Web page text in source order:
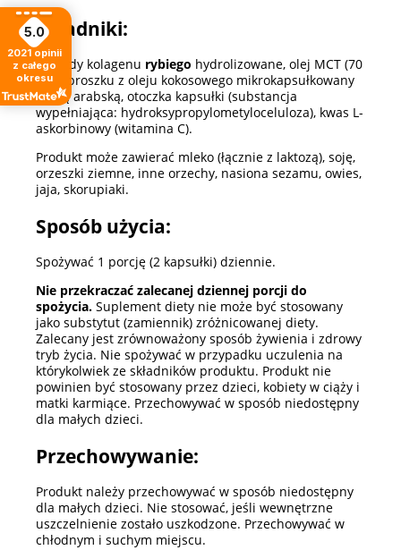
Składniki:
Peptydy kolagenu rybiego hydrolizowane, olej MCT (70
%) w proszku z oleju kokosowego mikrokapsułkowany
gumą arabską, otoczka kapsułki (substancja
wypełniająca: hydroksypropylometyloceluloza), kwas L-
askorbinowy (witamina C).
Produkt może zawierać mleko (łącznie z laktozą), soję,
orzeszki ziemne, inne orzechy, nasiona sezamu, owies,
jaja, skorupiaki.
Sposób użycia:
Spożywać 1 porcję (2 kapsułki) dziennie.
Nie przekraczać zalecanej dziennej porcji do
spożycia. Suplement diety nie może być stosowany
jako substytut (zamiennik) zróżnicowanej diety.
Zalecany jest zrównoważony sposób żywienia i zdrowy
tryb życia. Nie spożywać w przypadku uczulenia na
którykolwiek ze składników produktu. Produkt nie
powinien być stosowany przez dzieci, kobiety w ciąży i
matki karmiące. Przechowywać w sposób niedostępny
dla małych dzieci.
Przechowywanie:
Produkt należy przechowywać w sposób niedostępny
dla małych dzieci. Nie stosować, jeśli wewnętrzne
uszczelnienie zostało uszkodzone. Przechowywać w
chłodnym i suchym miejscu.
5.0
2021 opinii
z całego
okresu